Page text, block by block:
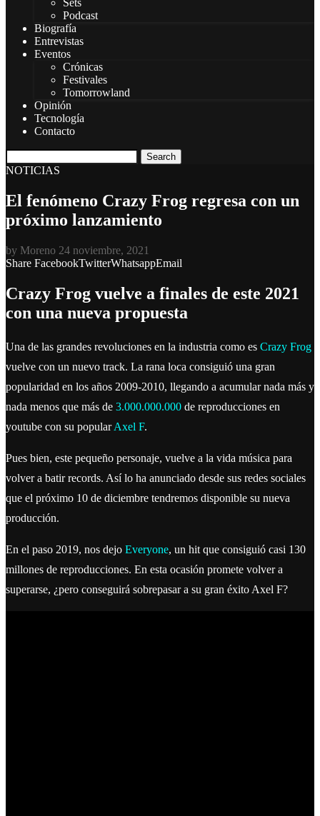
Sets
Podcast
Biografía
Entrevistas
Eventos
Crónicas
Festivales
Tomorrowland
Opinión
Tecnología
Contacto
Search
NOTICIAS
El fenómeno Crazy Frog regresa con un
próximo lanzamiento
by Moreno 24 noviembre, 2021
Share FacebookTwitterWhatsappEmail
Crazy Frog vuelve a finales de este 2021
con una nueva propuesta
Una de las grandes revoluciones en la industria como es Crazy Frog
vuelve con un nuevo track. La rana loca consiguió una gran
popularidad en los años 2009-2010, llegando a acumular nada más y
nada menos que más de 3.000.000.000 de reproducciones en
youtube con su popularAxel F.
Pues bien, este pequeño personaje, vuelve a la vida música para
volver a batir records. Así lo ha anunciado desde sus redes sociales
que el próximo 10 de diciembre tendremos disponible su nueva
producción.
En el paso 2019, nos dejo Everyone, un hit que consiguió casi 130
millones de reproducciones. En esta ocasión promete volver a
superarse, ¿pero conseguirá sobrepasar a su gran éxito Axel F?